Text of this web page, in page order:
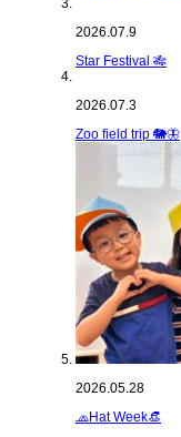
2026.07.9
Star Festival 🎋
2026.07.3
Zoo field trip 🐘🦋
2026.05.28
🧢Hat Week👒